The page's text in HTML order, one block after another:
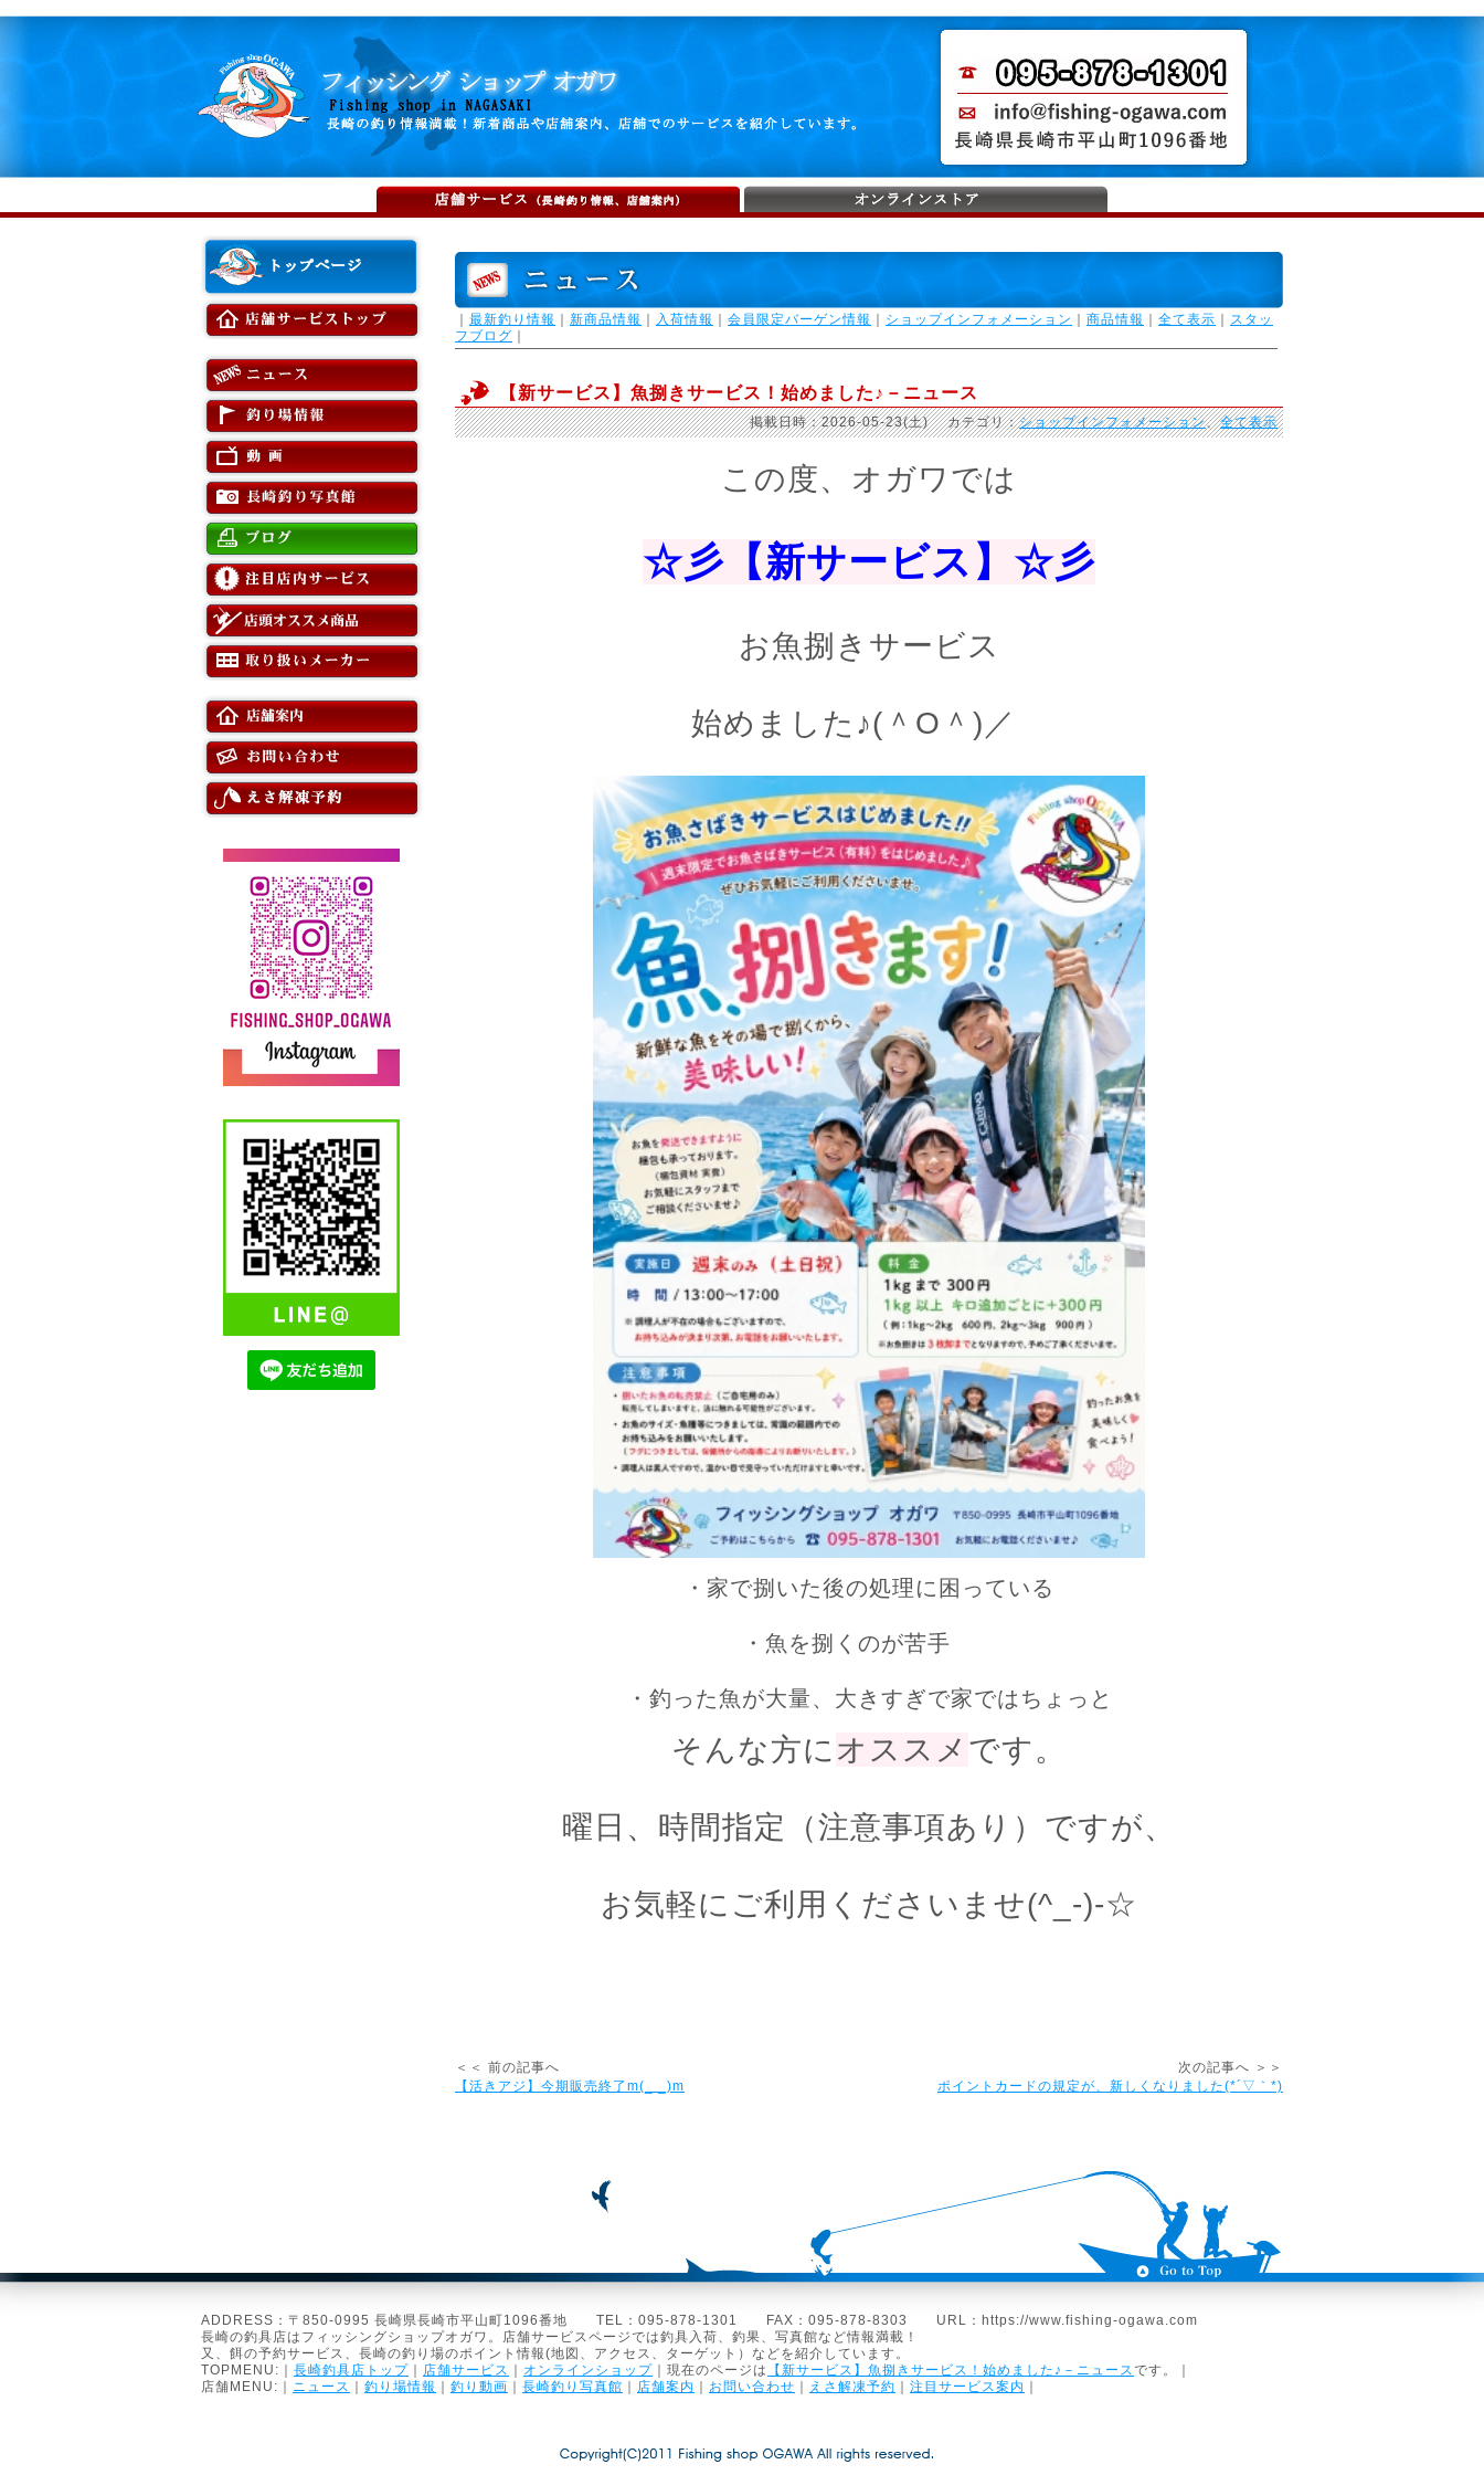
｜ 最新釣り情報 ｜ 新商品情報 ｜ 入荷情報 ｜ 会員限定バーゲン情報 ｜ ショップインフォメーション ｜ 商品情報 ｜ 全て表示 ｜
スタッ
フブログ ｜
【新サービス】魚捌きサービス！始めました♪－ニュース
掲載日時：2026-05-23(土) カテゴリ：ショップインフォメーション、全て表示
この度、オガワでは
☆彡【新サービス】☆彡
お魚捌きサービス
始めました♪(＾O＾)／
・家で捌いた後の処理に困っている
・魚を捌くのが苦手
・釣った魚が大量、大きすぎで家ではちょっと
そんな方に オススメ です。
曜日、時間指定（注意事項あり）ですが、
お気軽にご利用くださいませ(^_-)-☆
次の記事へ ＞＞
ポイントカードの規定が、新しくなりました(*´▽｀*)
＜＜ 前の記事へ
【活きアジ】今期販売終了m(_ _)m
ADDRESS：〒850-0995 長崎県長崎市平山町1096番地 TEL：095-878-1301 FAX：095-878-8303 URL：https://www.fishing-ogawa.com
長崎の釣具店はフィッシングショップオガワ。店舗サービスページでは釣具入荷、釣果、写真館など情報満載！
又、餌の予約サービス、長崎の釣り場のポイント情報(地図、アクセス、ターゲット）などを紹介しています。
TOPMENU:｜ 長崎釣具店トップ ｜ 店舗サービス ｜ オンラインショップ ｜現在のページは 【新サービス】魚捌きサービス！始めました♪－ニュース です。｜
店舗MENU:｜
ニュース ｜ 釣り場情報 ｜ 釣り動画 ｜ 長崎釣り写真館 ｜ 店舗案内 ｜ お問い合わせ ｜ えさ解凍予約 ｜ 注目サービス案内 ｜